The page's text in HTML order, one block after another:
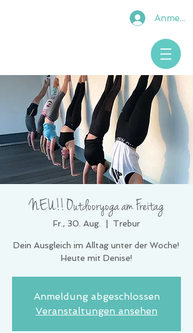
Anmelden
NEU!! Outdooryoga am Freitag
Fr., 30. Aug. Trebur
Dein Ausgleich im Alltag unter der Woche!
Heute mit Denise!
Anmeldung abgeschlossen
Veranstaltungen ansehen